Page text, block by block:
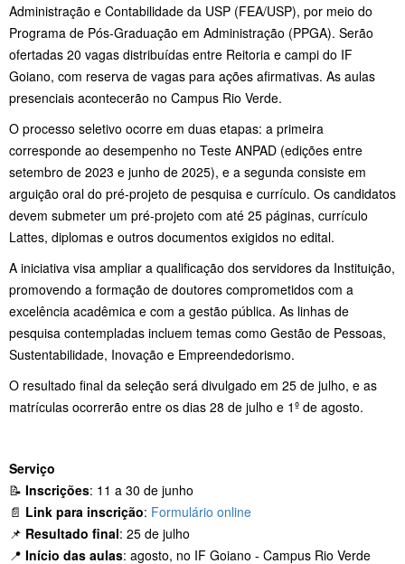
Administração e Contabilidade da USP (FEA/USP), por meio do
Programa de Pós-Graduação em Administração (PPGA). Serão
ofertadas 20 vagas distribuídas entre Reitoria e campi do IF
Goiano, com reserva de vagas para ações afirmativas. As aulas
presenciais acontecerão no Campus Rio Verde.
O processo seletivo ocorre em duas etapas: a primeira
corresponde ao desempenho no Teste ANPAD (edições entre
setembro de 2023 e junho de 2025), e a segunda consiste em
arguição oral do pré-projeto de pesquisa e currículo. Os candidatos
devem submeter um pré-projeto com até 25 páginas, currículo
Lattes, diplomas e outros documentos exigidos no edital.
A iniciativa visa ampliar a qualificação dos servidores da Instituição,
promovendo a formação de doutores comprometidos com a
excelência acadêmica e com a gestão pública. As linhas de
pesquisa contempladas incluem temas como Gestão de Pessoas,
Sustentabilidade, Inovação e Empreendedorismo.
O resultado final da seleção será divulgado em 25 de julho, e as
matrículas ocorrerão entre os dias 28 de julho e 1º de agosto.
Serviço
📝 Inscrições: 11 a 30 de junho
📄 Link para inscrição: Formulário online
📌 Resultado final: 25 de julho
📍 Início das aulas: agosto, no IF Goiano - Campus Rio Verde